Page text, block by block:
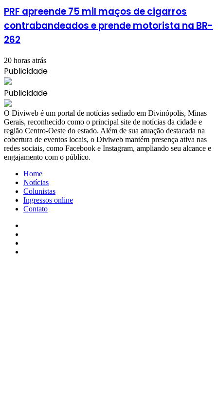
PRF apreende 75 mil maços de cigarros
contrabandeados e prende motorista na BR-
262
20 horas atrás
Publicidade
Publicidade
​O Diviweb é um portal de notícias sediado em Divinópolis, Minas
Gerais, reconhecido como o principal site de notícias da cidade e
região Centro-Oeste do estado. Além de sua atuação destacada na
cobertura de eventos locais, o Diviweb mantém presença ativa nas
redes sociais, como Facebook e Instagram, ampliando seu alcance e
engajamento com o público.
Home
Notícias
Colunistas
Ingressos online
Contato